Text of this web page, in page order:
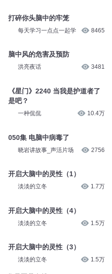
打碎你头脑中的牢笼
每天学习一点点一起学 8465
脑中风的危害及预防
洪亮夜话 3481
《星门》2240 当我是护道者了
是吧？
一种侃侃 10.4万
050集 电脑中病毒了
晓岩讲故事_声活片场 2756
开启大脑中的灵性（1）
淡淡的立冬 1.7万
开启大脑中的灵性（4）
淡淡的立冬 1.5万
开启大脑中的灵性（3）
淡淡的立冬 1.5万